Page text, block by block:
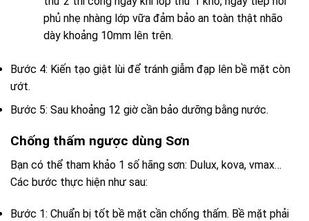
phủ nhẹ nhàng lớp vữa đảm bảo an toàn thật nhão
dày khoảng 10mm lên trên.
Bước 4: Kiến tạo giật lùi để tránh giẫm đạp lên bề mặt còn
ướt.
Bước 5: Sau khoảng 12 giờ cần bảo dưỡng bằng nước.
Chống thấm ngược dùng Sơn
Bạn có thể tham khảo 1 số hãng sơn: Dulux, kova, vmax…
Các bước thực hiện như sau:
Bước 1: Chuẩn bị tốt bề mặt cần chống thấm. Bề mặt phải